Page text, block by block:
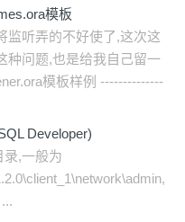
模板
监听弄的不好使了,这次这
种问题,也是给我自己留一
模板样例 --------------
Developer)
录,一般为